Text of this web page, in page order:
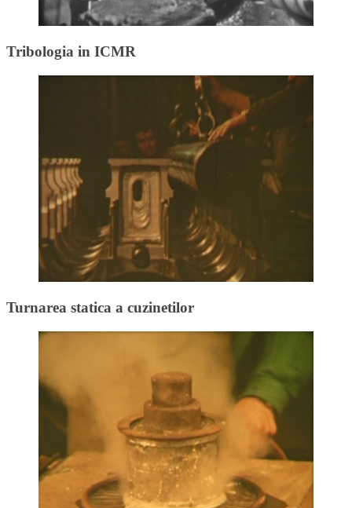
Tribologia in ICMR
Turnarea statica a cuzinetilor